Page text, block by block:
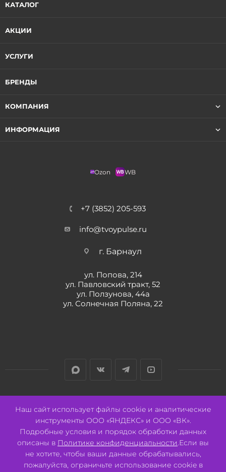
КАТАЛОГ
АКЦИИ
УСЛУГИ
БРЕНДЫ
КОМПАНИЯ
ИНФОРМАЦИЯ
Ozon WB
+7 (3852) 205-593
info@tvoypulse.ru
г. Барнаул
ул. Попова, 214
ул. Павловский тракт, 52
ул. Ползунова, 44а
ул. Солнечная Поляна, 22
2026 © ООО "СВК"/ 656064 г. Барнаул, ул. Павловский тракт, 52.
ИНН 2221130516 ОГРН 1082221000531.
Разработано:Авалон
Наш сайт использует файлы cookie и аналитические
инструменты ООО «ЯНДЕКС» и ООО «ВК».
Подробные условия и порядок обработки данных
описаны в Политике конфиденциальности.Если вы
не хотите, чтобы ваши данные обрабатывались,
пожалуйста, ограничьте использование cookie в